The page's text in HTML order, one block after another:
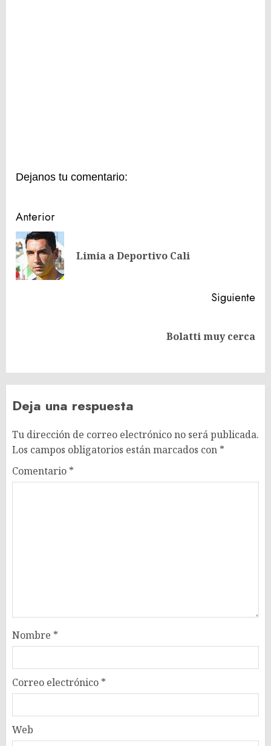
Dejanos tu comentario:
Navegación
de
entradas
Anterior
Limia a Deportivo Cali
Siguiente
Bolatti muy cerca
Deja una respuesta
Tu dirección de correo electrónico no será publicada.
Los campos obligatorios están marcados con *
Comentario *
Nombre *
Correo electrónico *
Web